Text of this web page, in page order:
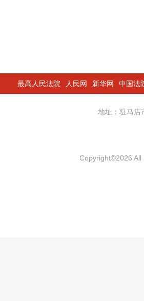
最高人民法院 人民网 新华网 中国法
地址：驻马
Copyright©2026